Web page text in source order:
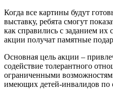
Когда все картины будут
выставку, ребята смогут
как справились с заданием
акции получат памятные
Основная цель акции –
содействие толерантного
ограниченными
имеющих детей-инвалидов по